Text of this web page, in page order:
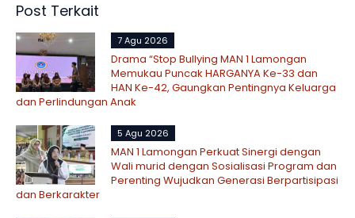
Post Terkait
7 Agu 2026
Drama “Stop Bullying MAN 1 Lamongan
Memukau Puncak HARGANYA Ke-33 dan
HAN Ke-42, Gaungkan Pentingnya Keluarga
dan Perlindungan Anak
5 Agu 2026
MAN 1 Lamongan Perkuat Sinergi dengan
Wali murid dengan Sosialisasi Program dan
Perenting Wujudkan Generasi Berpartisipasi
dan Berkarakter